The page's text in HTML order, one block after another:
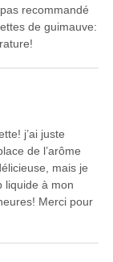
recommandé
de guimauve:
j’ai juste
de l’arôme
mais je
liquide à mon
Merci pour